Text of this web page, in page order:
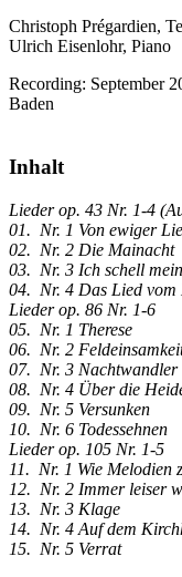
Christoph Prégardien,
Ulrich Eisenlohr, Piano
Recording: September
Baden
Inhalt
Lieder op. 43 Nr. 1-4
01. Nr. 1 Von ewiger
02. Nr. 2 Die Mainacht
03. Nr. 3 Ich schell
04. Nr. 4 Das Lied vom
Lieder op. 86 Nr. 1-6
05. Nr. 1 Therese
06. Nr. 2
07. Nr. 3 Nachtwandler
08. Nr. 4 Über die
09. Nr. 5 Versunken
10. Nr. 6 Todessehnen
Lieder op. 105 Nr. 1-5
11. Nr. 1 Wie Melodien
12. Nr. 2 Immer leiser
13. Nr. 3 Klage
14. Nr. 4 Auf dem
15. Nr. 5 Verrat